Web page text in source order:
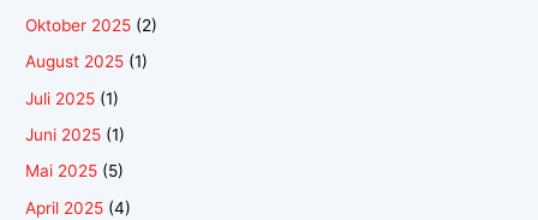
Oktober 2025 (2)
August 2025 (1)
Juli 2025 (1)
Juni 2025 (1)
Mai 2025 (5)
April 2025 (4)